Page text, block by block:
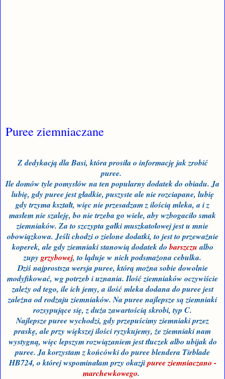
Puree ziemniaczane
Z dedykacją dla Basi, która prosiła o informację jak zrobić
puree.
Ile domów tyle pomysłów na ten popularny dodatek do obiadu. Ja
lubię, gdy puree jest gładkie, puszyste ale nie rozciapane, lubię
gdy trzyma kształt, więc nie przesadzam z ilością mleka, a i z
masłem nie szaleję, bo nie trzeba go wiele, aby wzbogaciło smak
ziemniaków. Za to szczypta gałki muszkatołowej jest u mnie
obowiązkowa. Jeśli chodzi o zielone dodatki, to jest to przeważnie
koperek, ale gdy ziemniaki stanowią dodatek do barszczualbo
zupy grzybowej, to ląduje w nich podsmażona cebulka.
Dziś najprostsza wersja puree, którą można sobie dowolnie
modyfikować, wg potrzeb i uznania. Ilość ziemniaków oczywiście
zależy od tego, ile ich jemy, a ilość mleka dodana do puree jest
zależna od rodzaju ziemniaków. Na puree najlepsze są ziemniaki
rozsypujące się, z duża zawartością skrobi, typ C.
Najlepsze puree wychodzi, gdy przepuścimy ziemniaki przez
praskę, ale przy większej ilości ryzykujemy, że ziemniaki nam
wystygną, więc lepszym rozwiązaniem jest tłuczek albo ubijak do
puree. Ja korzystam z końcówki do puree blendera Tirblade
HB724, o której wspominałam przy okazjipuree ziemniaczano -
marchewkowego.